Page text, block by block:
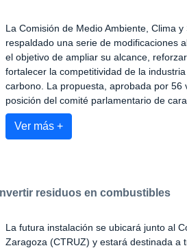
La Comisión de Medio Ambiente, Clima
respaldado una serie de modificaciones
el objetivo de ampliar su alcance,
fortalecer la competitividad de la
carbono. La propuesta, aprobada por 56
posición del comité parlamentario de
Ver más +
residuos en combustibles
La futura instalación se ubicará junto al
Zaragoza (CTRUZ) y estará destinada a